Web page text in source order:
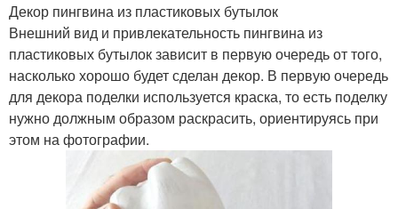
Декор пингвина из пластиковых бутылок
Внешний вид и привлекательность пингвина из
пластиковых бутылок зависит в первую очередь от того,
насколько хорошо будет сделан декор. В первую очередь
для декора поделки используется краска, то есть поделку
нужно должным образом раскрасить, ориентируясь при
этом на фотографии.